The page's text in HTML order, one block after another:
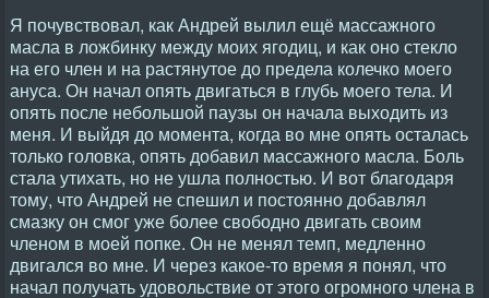
Я почувствовал, как Андрей вылил ещё массажного
масла в ложбинку между моих ягодиц, и как оно стекло
на его член и на растянутое до предела колечко моего
ануса. Он начал опять двигаться в глубь моего тела. И
опять после небольшой паузы он начала выходить из
меня. И выйдя до момента, когда во мне опять осталась
только головка, опять добавил массажного масла. Боль
стала утихать, но не ушла полностью. И вот благодаря
тому, что Андрей не спешил и постоянно добавлял
смазку он смог уже более свободно двигать своим
членом в моей попке. Он не менял темп, медленно
двигался во мне. И через какое-то время я понял, что
начал получать удовольствие от этого огромного члена в